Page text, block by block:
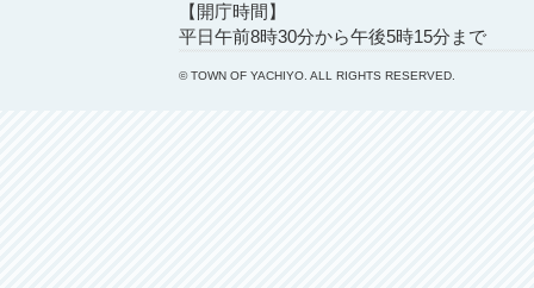
【開庁時間】
平日午前8時30分から午後5時15分まで
© TOWN OF YACHIYO. ALL RIGHTS RESERVED.